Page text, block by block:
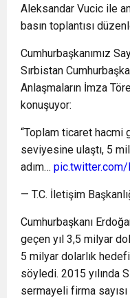
Aleksandar Vucic ile
basın toplantısı
Cumhurbaşkanımız
Sırbistan
Anlaşmaların İmza
konuşuyor:
“Toplam ticaret hacmi
seviyesine ulaştı, 5
adım…
— T.C. İletişim
Cumhurbaşkanı
geçen yıl 3,5 milyar
5 milyar dolarlık
söyledi. 2015 yılında
sermayeli firma